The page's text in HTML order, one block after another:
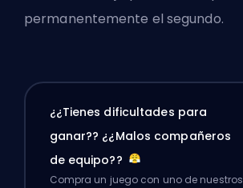
permanentemente el segundo.
¿¿Tienes dificultades para
ganar?? ¿¿Malos compañeros
de equipo??
Compra un juego con uno de nuestros